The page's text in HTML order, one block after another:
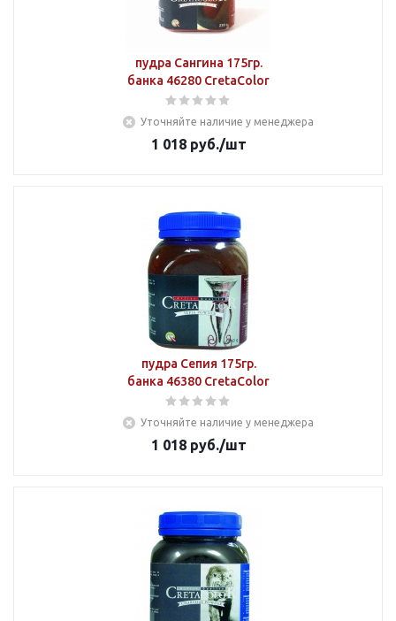
пудра Сангина 175гр.
банка 46280 CretaColor
Уточняйте наличие у менеджера
1 018руб./шт
пудра Сепия 175гр.
банка 46380 CretaColor
Уточняйте наличие у менеджера
1 018руб./шт